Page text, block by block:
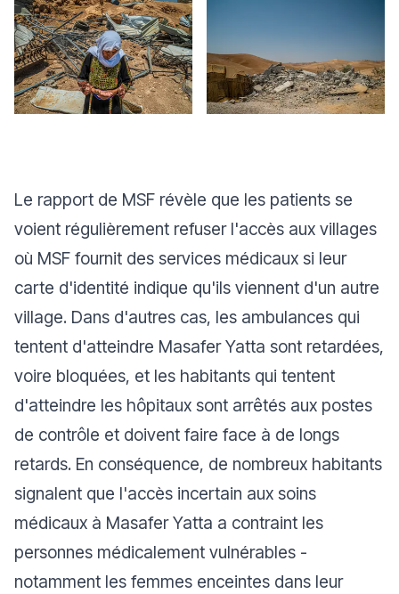
Le rapport de MSF révèle que les patients se
voient régulièrement refuser l'accès aux villages
où MSF fournit des services médicaux si leur
carte d'identité indique qu'ils viennent d'un autre
village. Dans d'autres cas, les ambulances qui
tentent d'atteindre Masafer Yatta sont retardées,
voire bloquées, et les habitants qui tentent
d'atteindre les hôpitaux sont arrêtés aux postes
de contrôle et doivent faire face à de longs
retards. En conséquence, de nombreux habitants
signalent que l'accès incertain aux soins
médicaux à Masafer Yatta a contraint les
personnes médicalement vulnérables -
notamment les femmes enceintes dans leur